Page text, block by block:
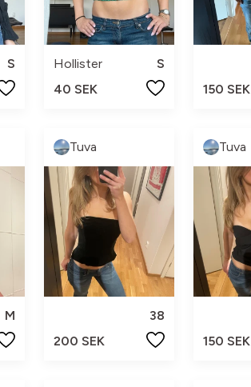
S
Hollister
S
40 SEK
150 SEK
M
Tuva
38
200 SEK
Tuva
150 SEK